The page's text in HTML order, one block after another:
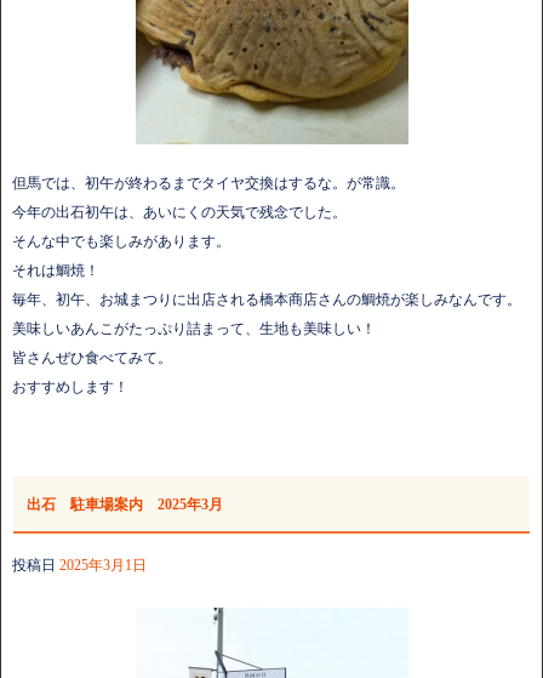
但馬では、初午が終わるまでタイヤ交換はするな。が常識。
今年の出石初午は、あいにくの天気で残念でした。
そんな中でも楽しみがあります。
それは鯛焼！
毎年、初午、お城まつりに出店される橋本商店さんの鯛焼が楽しみなんです。
美味しいあんこがたっぷり詰まって、生地も美味しい！
皆さんぜひ食べてみて。
おすすめします！
出石 駐車場案内 2025年3月
投稿日 2025年3月1日